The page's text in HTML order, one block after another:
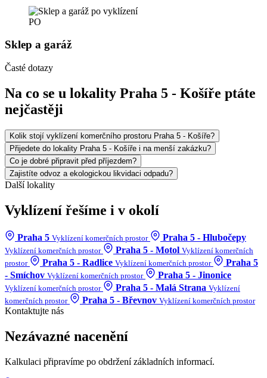
PO
Sklep a garáž
Časté dotazy
Na co se u lokality Praha 5 - Košíře ptáte
nejčastěji
Kolik stojí vyklízení komerčního prostoru Praha 5 - Košíře?
Přijedete do lokality Praha 5 - Košíře i na menší zakázku?
Co je dobré připravit před příjezdem?
Zajistíte odvoz a ekologickou likvidaci odpadu?
Další lokality
Vyklízení řešíme i v okolí
Praha 5 Vyklízení komerčních prostor Praha 5 - Hlubočepy
Vyklízení komerčních prostor Praha 5 - Motol Vyklízení komerčních
prostor
Praha 5 - Radlice Vyklízení komerčních prostor
Praha 5
- Smíchov Vyklízení komerčních prostor Praha 5 - Jinonice
Vyklízení komerčních prostor Praha 5 - Malá Strana Vyklízení
komerčních prostor
Praha 5 - Břevnov Vyklízení komerčních prostor
Kontaktujte nás
Nezávazné nacenění
Kalkulaci připravíme po obdržení základních informací.